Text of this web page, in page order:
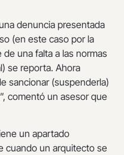
denuncia presentada
(en este caso por la
una falta a las normas
se reporta. Ahora
sancionar (suspenderla)
comentó un asesor que
un apartado
cuando un arquitecto se